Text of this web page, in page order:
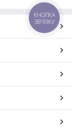
КНОПКА
ЗВ'ЯЗКУ